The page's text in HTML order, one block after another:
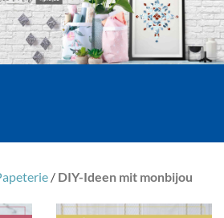
/ DIY-Ideen mit monbijou